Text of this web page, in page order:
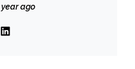
year ago